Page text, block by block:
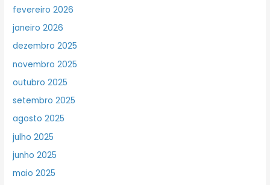
fevereiro 2026
janeiro 2026
dezembro 2025
novembro 2025
outubro 2025
setembro 2025
agosto 2025
julho 2025
junho 2025
maio 2025